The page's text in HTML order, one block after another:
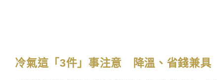
冷氣這「3件」事注意 降溫、省錢兼具